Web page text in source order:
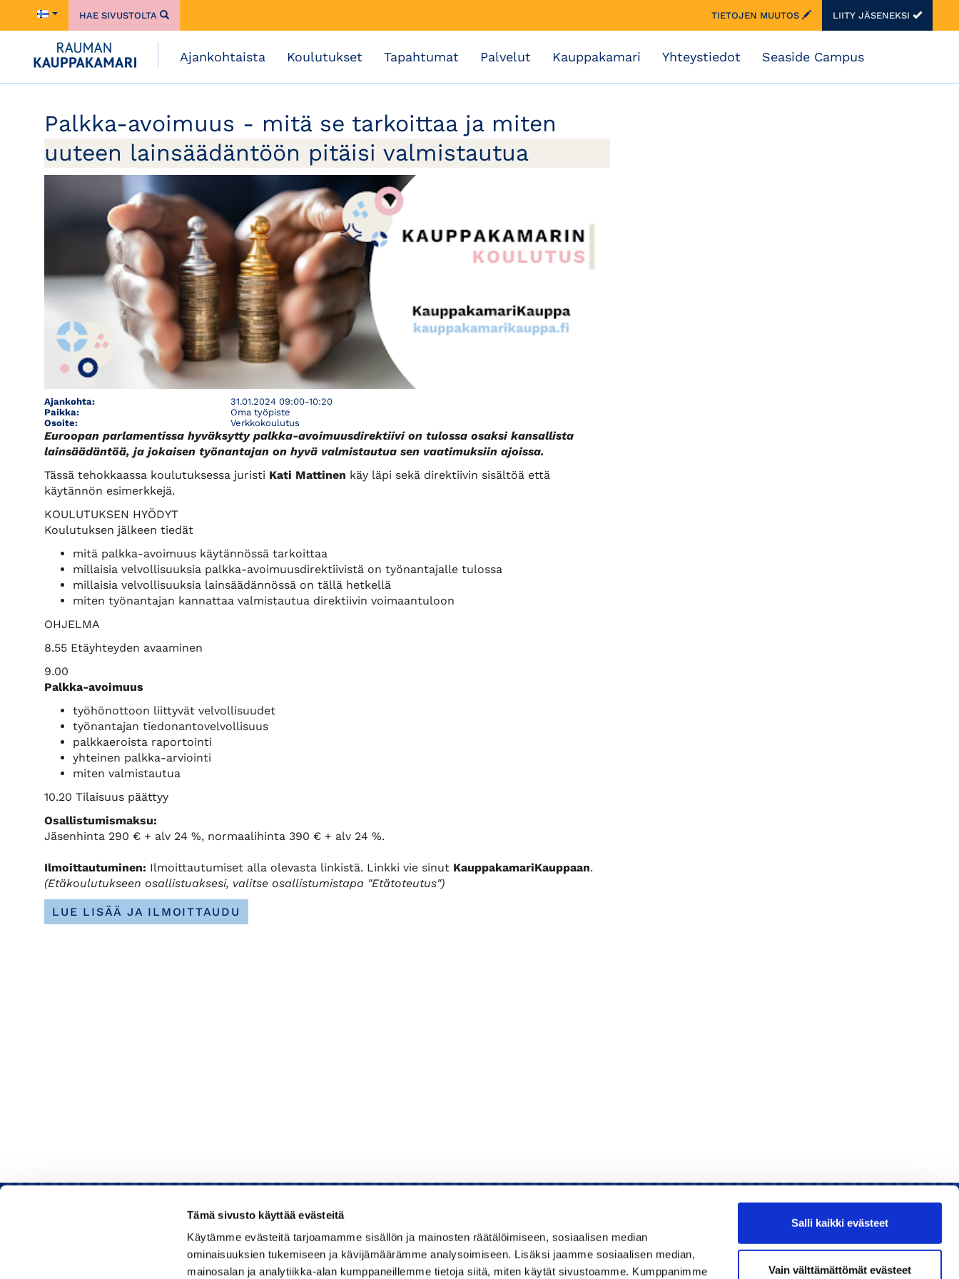
Tämä sivusto käyttää evästeitä
Käytämme evästeitä tarjoamamme sisällön ja mainosten räätälöimiseen, sosiaalisen median
ominaisuuksien tukemiseen ja kävijämäärämme analysoimiseen. Lisäksi jaamme sosiaalisen median,
mainosalan ja analytiikka-alan kumppaneillemme tietoja siitä, miten käytät sivustoamme. Kumppanimme
Salli kaikki evästeet
Vain välttämättömät evästeet
HAE SIVUSTOLTA TIETOJEN MUUTOS LIITY JÄSENEKSI
Ajankohtaista Koulutukset Tapahtumat Palvelut Kauppakamari Yhteystiedot Seaside Campus
Palkka-avoimuus - mitä se tarkoittaa ja miten
uuteen lainsäädäntöön pitäisi valmistautua
Ajankohta:
31.01.2024 09:00-10:20
Paikka:
Oma työpiste
Osoite:
Verkkokoulutus
Euroopan parlamentissa hyväksytty palkka-avoimuusdirektiivi on tulossa osaksi kansallista
lainsäädäntöä, ja jokaisen työnantajan on hyvä valmistautua sen vaatimuksiin ajoissa.
Tässä tehokkaassa koulutuksessa juristi Kati Mattinen käy läpi sekä direktiivin sisältöä että
käytännön esimerkkejä.
KOULUTUKSEN HYÖDYT
Koulutuksen jälkeen tiedät
mitä palkka-avoimuus käytännössä tarkoittaa
millaisia velvollisuuksia palkka-avoimuusdirektiivistä on työnantajalle tulossa
millaisia velvollisuuksia lainsäädännössä on tällä hetkellä
miten työnantajan kannattaa valmistautua direktiivin voimaantuloon
OHJELMA
8.55 Etäyhteyden avaaminen
9.00
Palkka-avoimuus
työhönottoon liittyvät velvollisuudet
työnantajan tiedonantovelvollisuus
palkkaeroista raportointi
yhteinen palkka-arviointi
miten valmistautua
10.20 Tilaisuus päättyy
Osallistumismaksu:
Jäsenhinta 290 € + alv 24 %, normaalihinta 390 € + alv 24 %.
Ilmoittautuminen: Ilmoittautumiset alla olevasta linkistä. Linkki vie sinut KauppakamariKauppaan.
(Etäkoulutukseen osallistuaksesi, valitse osallistumistapa "Etätoteutus")
LUE LISÄÄ JA ILMOITTAUDU
Rauman kauppakamari
Kauppakamari
Liity jäseneksi